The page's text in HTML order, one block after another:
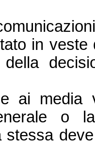
in veste
ai
o
stessa